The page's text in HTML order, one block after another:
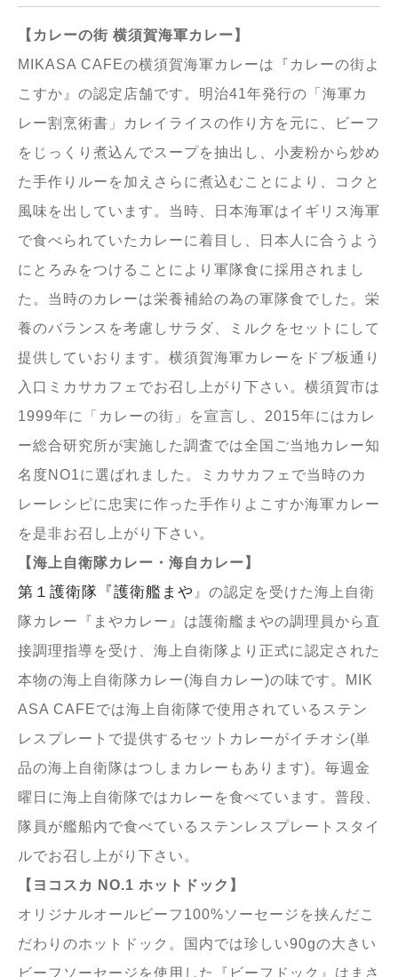
【カレーの街 横須賀海軍カレー】
MIKASA CAFEの横須賀海軍カレーは『カレーの街よ
こすか』の認定店舗です。明治41年発行の「海軍カ
レー割烹術書」カレイライスの作り方を元に、ビーフ
をじっくり煮込んでスープを抽出し、小麦粉から炒め
た手作りルーを加えさらに煮込むことにより、コクと
風味を出しています。当時、日本海軍はイギリス海軍
で食べられていたカレーに着目し、日本人に合うよう
にとろみをつけることにより軍隊食に採用されまし
た。当時のカレーは栄養補給の為の軍隊食でした。栄
養のバランスを考慮しサラダ、ミルクをセットにして
提供していおります。横須賀海軍カレーをドブ板通り
入口ミカサカフェでお召し上がり下さい。横須賀市は
1999年に「カレーの街」を宣言し、2015年にはカレ
ー総合研究所が実施した調査では全国ご当地カレー知
名度NO1に選ばれました。ミカサカフェで当時のカ
レーレシピに忠実に作った手作りよこすか海軍カレー
を是非お召し上がり下さい。
【海上自衛隊カレー・海自カレー】
第１護衛隊『護衛艦まや 』の認定を受けた海上自衛
隊カレー『まやカレー』は護衛艦まやの調理員から直
接調理指導を受け、海上自衛隊より正式に認定された
本物の海上自衛隊カレー(海自カレー)の味です。MIK
ASA CAFEでは海上自衛隊で使用されているステン
レスプレートで提供するセットカレーがイチオシ(単
品の海上自衛隊はつしまカレーもあります)。毎週金
曜日に海上自衛隊ではカレーを食べています。普段、
隊員が艦船内で食べているステンレスプレートスタイ
ルでお召し上がり下さい。
【ヨコスカ NO.1 ホットドック】
オリジナルオールビーフ100%ソーセージを挟んだこ
だわりのホットドック。国内では珍しい90gの大きい
ビーフソーセージを使用した『ビーフドック』はまさ